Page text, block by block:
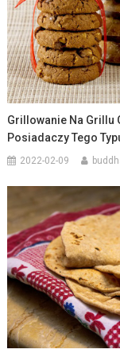
Grillowanie Na Grillu
Posiadaczy Tego
2022-02-09